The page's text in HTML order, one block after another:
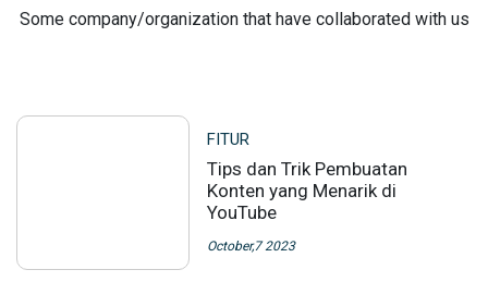
Some company/organization that have collaborated with us
FITUR
Tips dan Trik Pembuatan
Konten yang Menarik di
YouTube
October,7 2023